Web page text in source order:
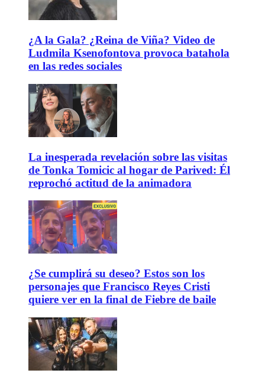
¿A la Gala? ¿Reina de Viña? Video de
Ludmila Ksenofontova provoca batahola
en las redes sociales
La inesperada revelación sobre las visitas
de Tonka Tomicic al hogar de Parived: Él
reprochó actitud de la animadora
¿Se cumplirá su deseo? Estos son los
personajes que Francisco Reyes Cristi
quiere ver en la final de Fiebre de baile